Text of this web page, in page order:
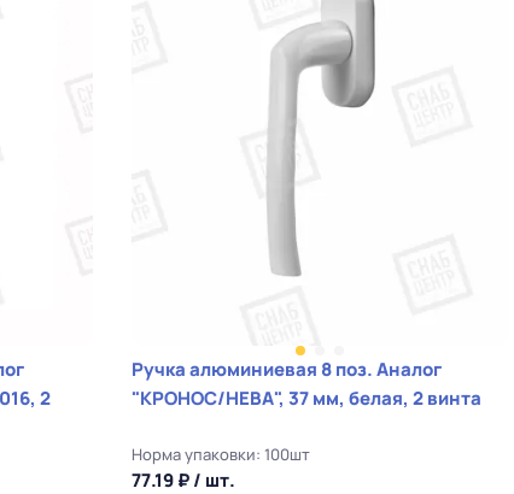
2
Ручка алюминиевая 8 поз. Аналог
"КРОНОС/НЕВА", 37 мм, белая, 2 винта
Норма упаковки: 100шт
77.19 ₽ / шт.